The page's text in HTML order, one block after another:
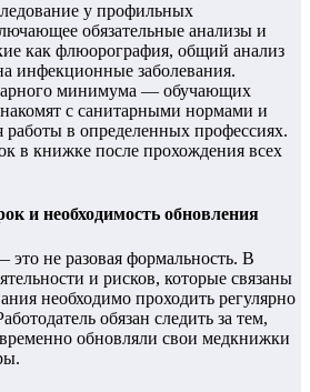
у профильных
обязательные анализы и
как флюорография, общий анализ
инфекционные заболевания.
минимума — обучающих
с санитарными нормами и
работы в определенных профессиях.
в книжке после прохождения всех
и необходимость обновления
не разовая формальность. В
и рисков, которые связаны
необходимо проходить регулярно
обязан следить за тем,
обновляли свои медкнижки